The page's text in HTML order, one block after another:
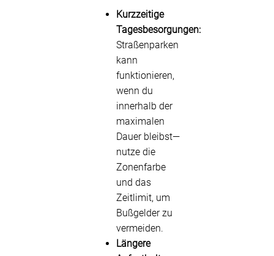
Kurzzeitige
Tagesbesorgungen:
Straßenparken
kann
funktionieren,
wenn du
innerhalb der
maximalen
Dauer bleibst—
nutze die
Zonenfarbe
und das
Zeitlimit, um
Bußgelder zu
vermeiden.
Längere